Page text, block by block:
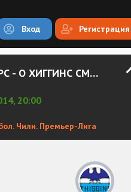
Вход Регистрация
САНТЬЯГО УОНДЕРЕРС - О ХИГГИНС СМОТРЕТЬ ОНЛАЙН
20:00
Чили. Премьер-Лига